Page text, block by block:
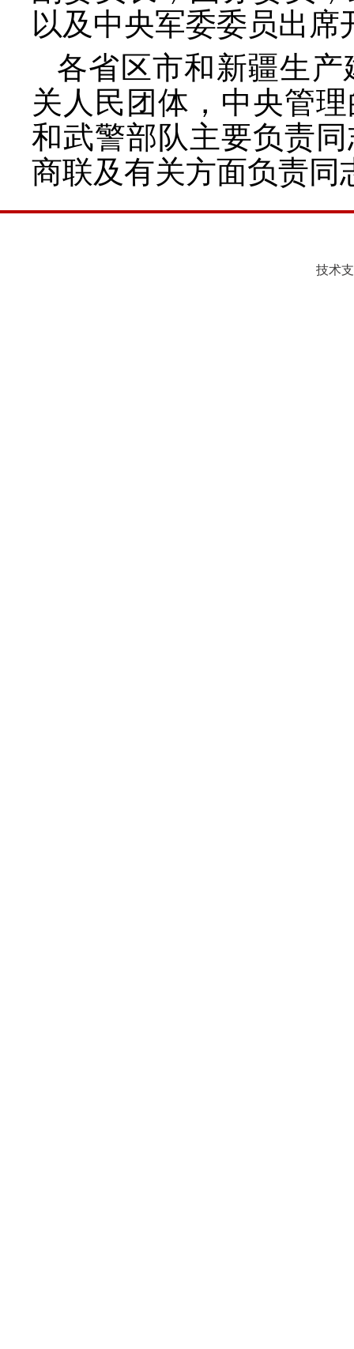
以及中央军委委员出席
各省区市和新疆生
关人民团体，中央管
和武警部队主要负责
商联及有关方面负责同
技术